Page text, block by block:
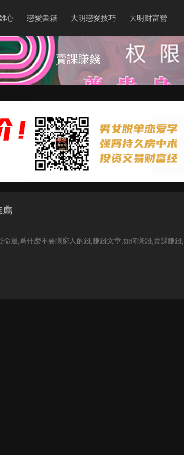
心 戀愛書籍 大明戀愛技巧 大明财富營
賣課賺錢
命運,爲什麽不要賺窮人的錢,賺錢文章,如何賺錢,賣課賺錢,